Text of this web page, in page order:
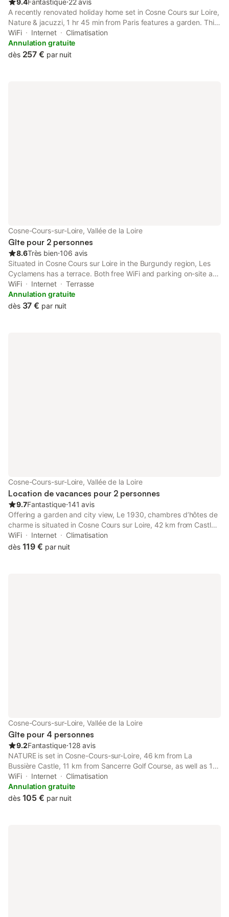
9.4Fantastique⋅22 avis
A recently renovated holiday home set in Cosne Cours sur Loire,
Nature & jacuzzi, 1 hr 45 min from Paris features a garden. This
property offers access to a terrace, free private parking and
free WiFi.
WiFi Internet
Climatisation
Annulation gratuite
dès 257 € par nuit
Cosne-Cours-sur-Loire, Vallée de la Loire
Gîte pour 2 personnes
8.6Très bien⋅106 avis
Situated in Cosne Cours sur Loire in the Burgundy region, Les
Cyclamens has a terrace. Both free WiFi and parking on-site are
accessible at the homestay free of charge. The property is non-
smoking and is set 44 km from Chateau de Gien.
WiFi Internet
Terrasse
Annulation gratuite
dès 37 € par nuit
Cosne-Cours-sur-Loire, Vallée de la Loire
Location de vacances pour 2 personnes
9.7Fantastique⋅141 avis
Offering a garden and city view, Le 1930, chambres d’hôtes de
charme is situated in Cosne Cours sur Loire, 42 km from Castle
of Saint Brisson and 45 km from La Bussière Castle.
WiFi Internet
Climatisation
dès 119 € par nuit
Cosne-Cours-sur-Loire, Vallée de la Loire
Gîte pour 4 personnes
9.2Fantastique⋅128 avis
NATURE is set in Cosne-Cours-sur-Loire, 46 km from La
Bussière Castle, 11 km from Sancerre Golf Course, as well as 12
km from Tower of the Fiefs. It is located 43 km from Castle of
Saint Brisson and provides private check-in and check-out.
WiFi Internet
Climatisation
Annulation gratuite
dès 105 € par nuit